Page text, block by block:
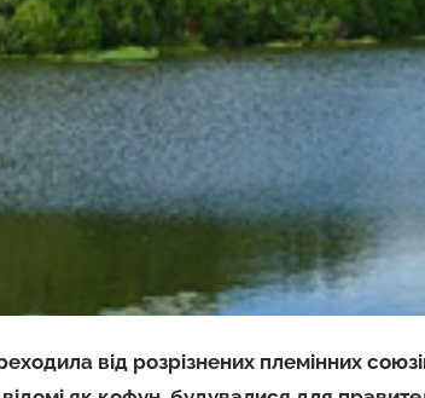
від розрізнених племінних